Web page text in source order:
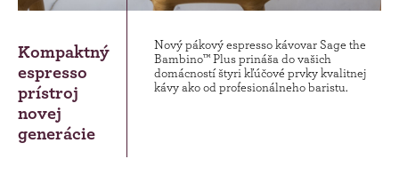
Kompaktný
espresso
prístroj
novej
generácie
Nový pákový espresso kávovar Sage the
Bambino™ Plus prináša do vašich
domácností štyri kľúčové prvky kvalitnej
kávy ako od profesionálneho baristu.